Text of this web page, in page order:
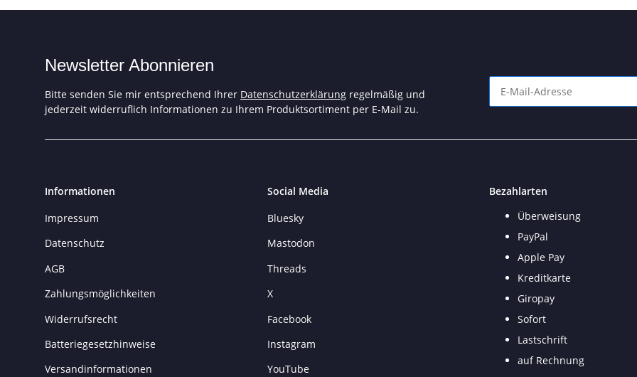
Newsletter Abonnieren
Bitte senden Sie mir entsprechend Ihrer Datenschutzerklärung regelmäßig und
jederzeit widerruflich Informationen zu Ihrem Produktsortiment per E-Mail zu.
Informationen
Impressum
Datenschutz
AGB
Zahlungsmöglichkeiten
Widerrufsrecht
Batteriegesetzhinweise
Versandinformationen
Social Media
Bluesky
Mastodon
Threads
X
Facebook
Instagram
YouTube
Bezahlarten
Überweisung
PayPal
Apple Pay
Kreditkarte
Giropay
Sofort
Lastschrift
auf Rechnung